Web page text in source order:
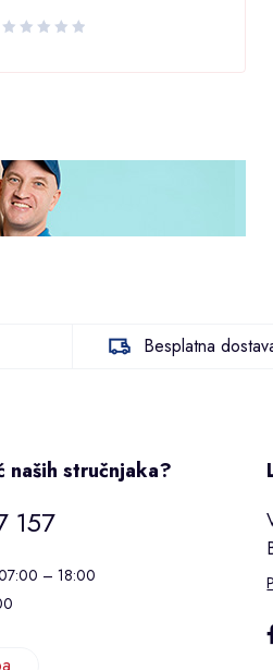
Besplatna
naših stručnjaka?
157
– 18:00